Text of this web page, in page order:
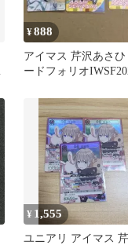
¥888
アイマス 芹沢あさひ
ードフォリオ
¥ 1,555
ユニアリ アイマス